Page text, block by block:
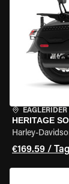
HERITAGE
Harley-
€169.59 / Tag